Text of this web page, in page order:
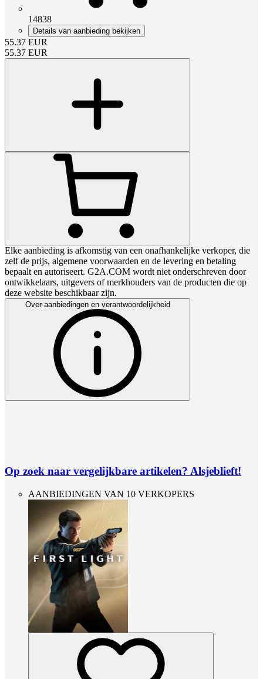
14838
Details van aanbieding bekijken
55.37 EUR
55.37 EUR
Elke aanbieding is afkomstig van een onafhankelijke verkoper, die
zelf de prijs, algemene voorwaarden en de levering en betaling
bepaalt en autoriseert. G2A.COM wordt niet onderschreven door
ontwikkelaars, uitgevers of merkhouders van de producten die op
deze website beschikbaar zijn.
Over aanbiedingen en verantwoordelijkheid
Op zoek naar vergelijkbare artikelen? Alsjeblieft!
AANBIEDINGEN VAN 10 VERKOPERS